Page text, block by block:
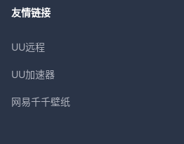
友情链接
UU远程
UU加速器
网易千千壁纸